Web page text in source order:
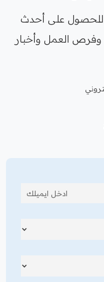
للحصول على أحدث
وفرص العمل وأخبار